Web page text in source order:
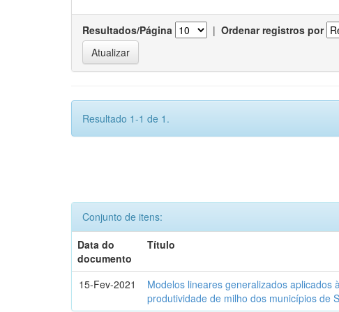
Resultados/Página | Ordenar registros por
Resultado 1-1 de 1.
Conjunto de itens:
Data do
documento
Título
15-Fev-2021
Modelos lineares generalizados
produtividade de milho dos municípios de